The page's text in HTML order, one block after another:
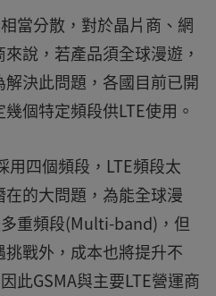
當分散，對於晶片商、網
說，若產品須全球漫遊，
決此問題，各國目前已開
個特定頻段供LTE使用。
用四個頻段，LTE頻段太
的大問題，為能全球漫
重頻段(Multi-band)，但
戰外，成本也將提升不
此GSMA與主要LTE營運商